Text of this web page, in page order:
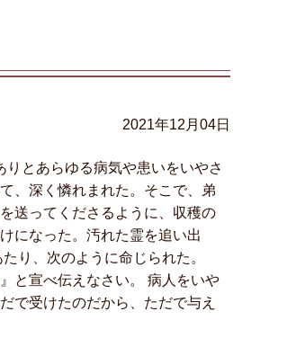
2021年12月04日
とあらゆる病気や患いをいやさ
、深く憐れまれた。そこで、弟
送ってくださるように、収穫の
になった。汚れた霊を追い出
り、次のように命じられた。
と宣べ伝えなさい。 病人をいや
で受けたのだから、ただで与え